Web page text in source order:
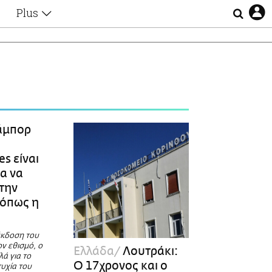
Plus
Οι Αθηναίοι
Lgbtqi+
Επιλογές
είναι
να
η
του
εθισμό, ο
για το
του
Ελλάδα Λουτράκι:
Ο 17χρονος και ο